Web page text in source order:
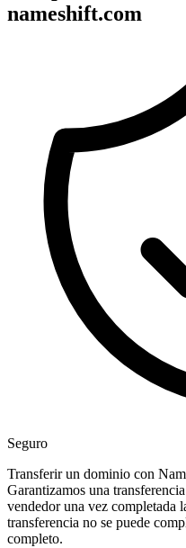
nameshift.com
Seguro
Transferir un dominio con
Garantizamos una
vendedor una vez completada
transferencia no se puede
completo.